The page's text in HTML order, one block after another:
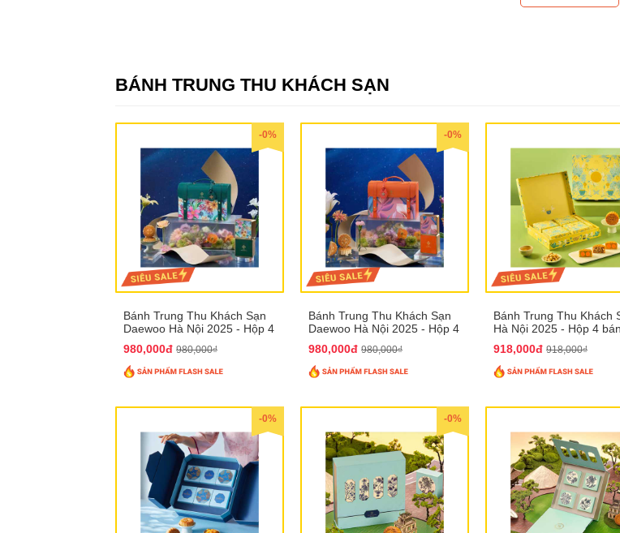
BÁNH TRUNG THU KHÁCH SẠN
-0%
Bánh Trung Thu Khách Sạn
Daewoo Hà Nội 2025 - Hộp 4
980,000đ 980,000₫
-0%
Bánh Trung Thu Khách Sạn
Daewoo Hà Nội 2025 - Hộp 4
980,000đ 980,000₫
Bánh Trung Thu Khách
Hà Nội 2025 - Hộp 4
918,000đ 918,000₫
-0% -0%